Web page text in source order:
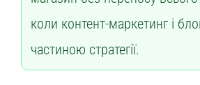
коли контент-маркетинг і
частиною стратегії.